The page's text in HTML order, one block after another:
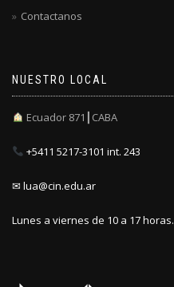
Contactanos
NUESTRO LOCAL
Ecuador 871┃CABA
+5411 5217-3101 int. 243
✉ lua@cin.edu.ar
Lunes a viernes de 10 a 17 horas.